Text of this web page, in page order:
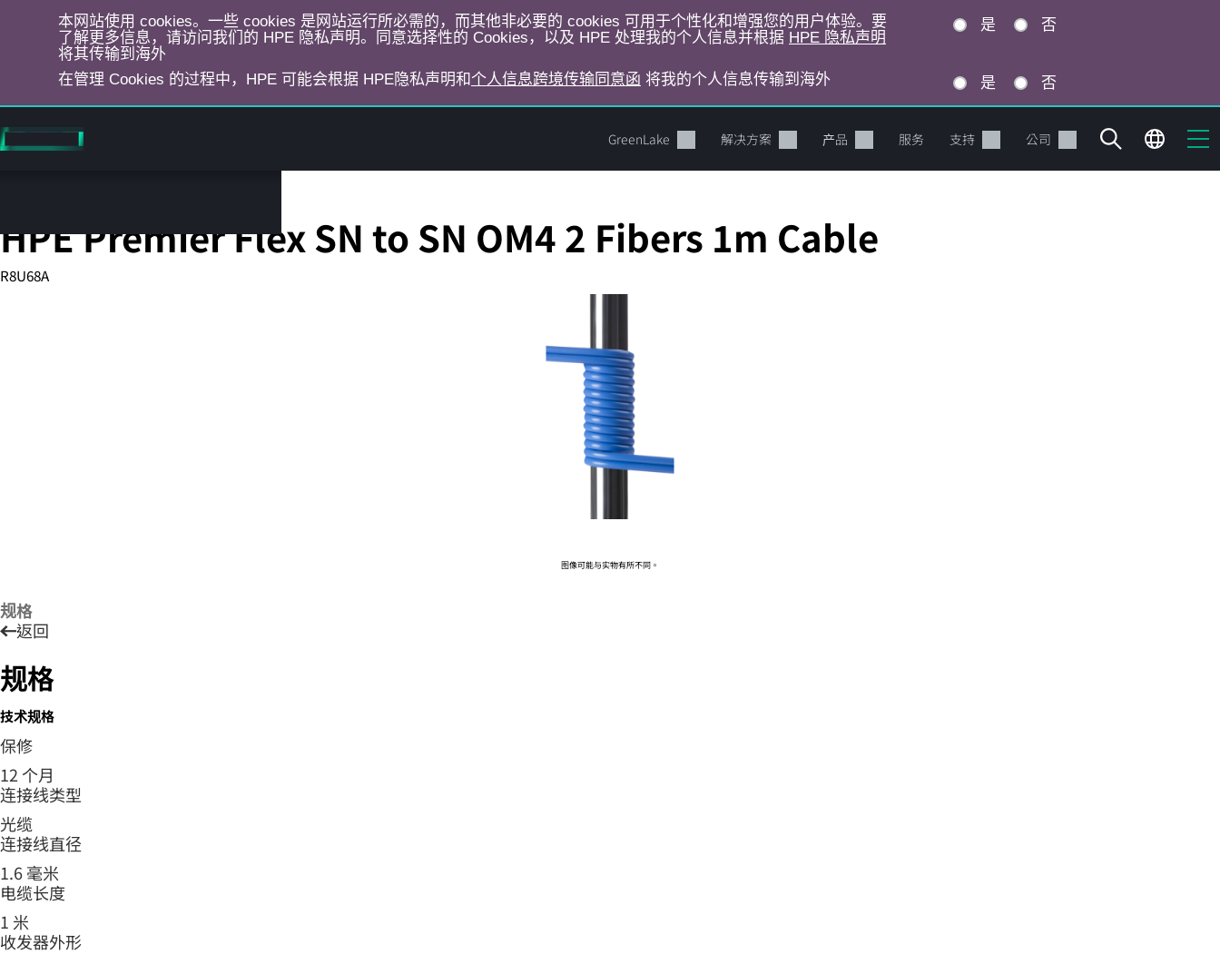
本网站使用 cookies。一些 cookies 是网站运行所必需的，而其他非必要的 cookies 可用于个性化和增强您的用户体验。要
了解更多信息，请访问我们的 HPE 隐私声明。同意选择性的 Cookies，以及 HPE 处理我的个人信息并根据 HPE 隐私声明
将其传输到海外
是 否
在管理 Cookies 的过程中，HPE 可能会根据 HPE隐私声明和 个人信息跨境传输同意函 将我的个人信息传输到海外 是 否
转
到
GreenLake 解决方案 产品 服务 支持 公司
您的购物车目前是空的
前往 HPE 商店浏览、配置和订购。
立即购买
HPE Premier Flex SN to SN OM4 2 Fibers 1m Cable
R8U68A
图像可能与实物有所不同。
规格
返回
规格
技术规格
保修
12 个月
连接线类型
光缆
连接线直径
1.6 毫米
电缆长度
1 米
收发器外形